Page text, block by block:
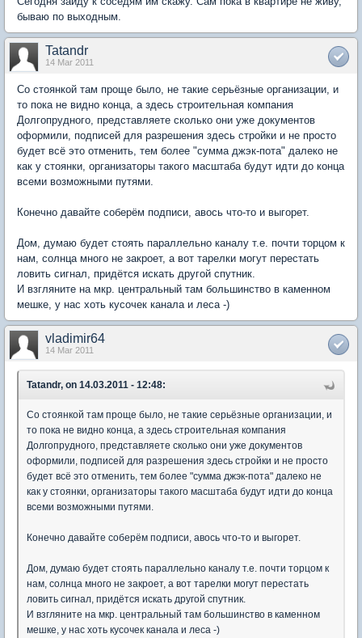
бываю по выходным.
Tatandr
14 Mar 2011
Со стоянкой там проще было, не такие серьёзные организации, и
то пока не видно конца, а здесь строительная компания
Долгопрудного, представляете сколько они уже документов
оформили, подписей для разрешения здесь стройки и не просто
будет всё это отменить, тем более "сумма джэк-пота" далеко не
как у стоянки, организаторы такого масштаба будут идти до конца
всеми возможными путями.
Конечно давайте соберём подписи, авось что-то и выгорет.
Дом, думаю будет стоять параллельно каналу т.е. почти торцом к
нам, солнца много не закроет, а вот тарелки могут перестать
ловить сигнал, придётся искать другой спутник.
И взгляните на мкр. центральный там большинство в каменном
мешке, у нас хоть кусочек канала и леса -)
vladimir64
14 Mar 2011
Tatandr, on 14.03.2011 - 12:48:
Со стоянкой там проще было, не такие серьёзные организации, и
то пока не видно конца, а здесь строительная компания
Долгопрудного, представляете сколько они уже документов
оформили, подписей для разрешения здесь стройки и не просто
будет всё это отменить, тем более "сумма джэк-пота" далеко не
как у стоянки, организаторы такого масштаба будут идти до конца
всеми возможными путями.
Конечно давайте соберём подписи, авось что-то и выгорет.
Дом, думаю будет стоять параллельно каналу т.е. почти торцом к
нам, солнца много не закроет, а вот тарелки могут перестать
ловить сигнал, придётся искать другой спутник.
И взгляните на мкр. центральный там большинство в каменном
мешке, у нас хоть кусочек канала и леса -)